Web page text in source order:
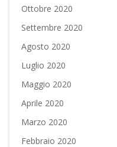
Ottobre 2020
Settembre 2020
Agosto 2020
Luglio 2020
Maggio 2020
Aprile 2020
Marzo 2020
Febbraio 2020